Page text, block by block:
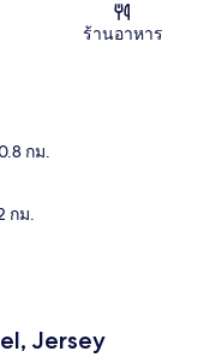
ร้านอาหาร
กม.
กม.
Jersey